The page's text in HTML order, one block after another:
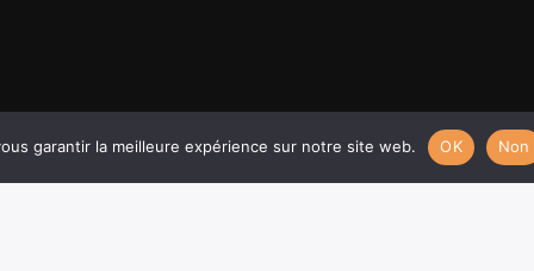
garantir la meilleure expérience sur notre site web. OK Non